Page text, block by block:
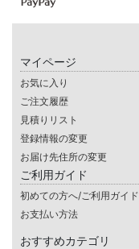
マイページ
お気に入り
ご注文履歴
見積りリスト
登録情報の変更
お届け先住所の変更
ご利用ガイド
初めての方へ/ご利用ガイド
お支払い方法
おすすめカテゴリ